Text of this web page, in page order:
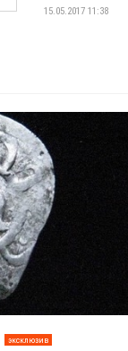
15.05.2017 11:38
эксклюзив